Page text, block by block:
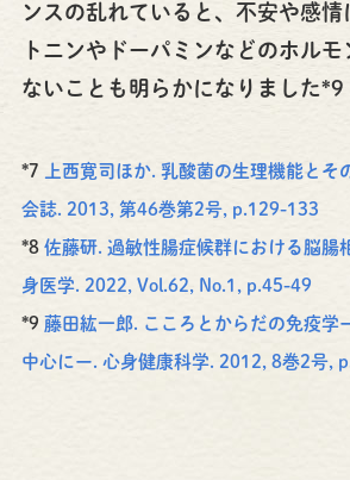
ンスの乱れていると、不安や感情
トニンやドーパミンなどのホル
ないことも明らかになりました*9
*7 上西寛司ほか. 乳酸菌の生理機能とそ
会誌. 2013, 第46巻第2号, p.129-133
*8 佐藤研. 過敏性腸症候群における脳腸
身医学. 2022, Vol.62, No.1, p.45-49
*9 藤田紘一郎. こころとからだの免疫学
中心にー. 心身健康科学. 2012, 8巻2号,